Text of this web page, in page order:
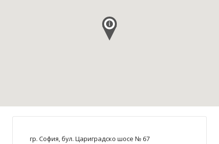
гр. София, бул. Цариградско шосе № 67